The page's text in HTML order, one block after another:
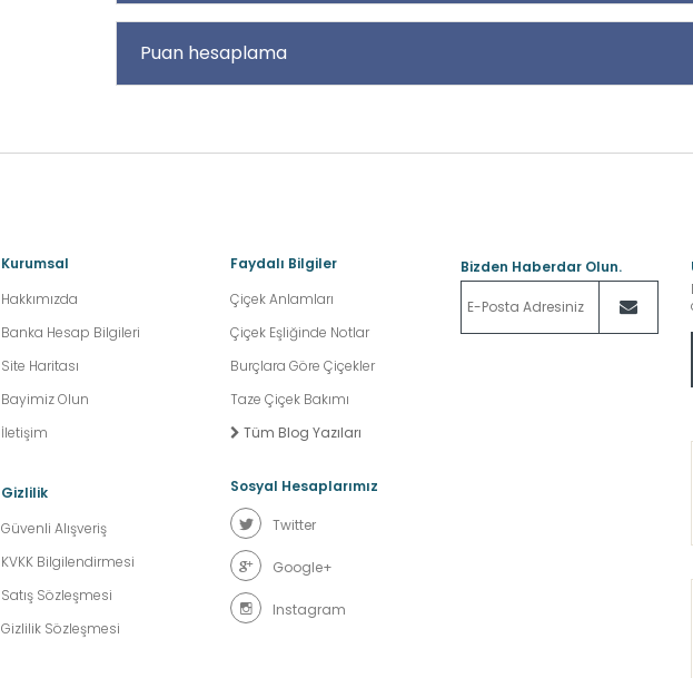
Puan hesaplama
Kurumsal
Hakkımızda
Banka Hesap Bilgileri
Site Haritası
Bayimiz Olun
İletişim
Gizlilik
Güvenli Alışveriş
KVKK Bilgilendirmesi
Satış Sözleşmesi
Gizlilik Sözleşmesi
Faydalı Bilgiler
Çiçek Anlamları
Çiçek Eşliğinde Notlar
Burçlara Göre Çiçekler
Taze Çiçek Bakımı
Tüm Blog Yazıları
Sosyal Hesaplarımız
Twitter
Google+
Instagram
Bizden Haberdar Olun.